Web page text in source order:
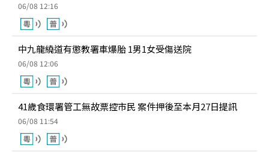
06/08 12:16
中九龍繞道有懲教署車爆胎 1男1女受傷送院
06/08 12:06
41歲食環署管工無故票控市民 案件押後至本月27日提訊
06/08 11:54